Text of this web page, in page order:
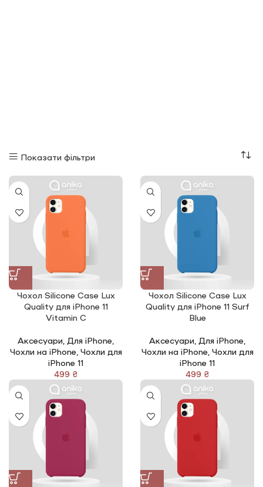
Показати фільтри
Чохол Silicone Сase Lux
Quality для iPhone 11
Vitamin C
Аксесуари Для iPhone
Чохли на iPhone, Чохли для
iPhone 11
₴
Чохол Silicone Сase Lux
Quality для iPhone 11 Surf
Blue
Аксесуари Для iPhone
Чохли на iPhone, Чохли для
iPhone 11
₴